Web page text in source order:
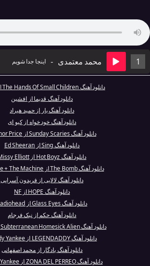
1 محمد معتمدی - اینجا جدا شویم
دانلود آهنگ The Hands Of Small Children از Mari...
دانلود آهنگ قدیما از افشین
دانلود آهنگ یار از حمید هیراد
دانلود آهنگ خود خواه از کیو ای
دانلود آهنگ Sunday Scaries از Connor Price
دانلود آهنگ Sing از Ed Sheeran
دانلود آهنگ Hot Boyz از Missy Elliott
دانلود آهنگ The Bomb از Florence + The Machine
دانلود آهنگ لالایی از فریدون آسرایی
دانلود آهنگ HOPE از NF
دانلود آهنگ Glass Eyes از Radiohead
دانلود آهنگ حکم از نیک فرجام
دانلود آهنگ Subterranean Homesick Alien از Radi...
دانلود آهنگ LEGENDADDY از Daddy Yankee
دانلود آهنگ یادگار از محمد اصفهانی
دانلود آهنگ ZONA DEL PERREO از Daddy Yankee